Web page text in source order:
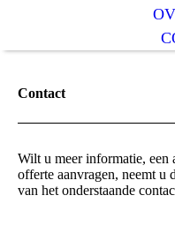
Contact
Wilt u meer informatie, een
offerte aanvragen, neemt u
van het onderstaande